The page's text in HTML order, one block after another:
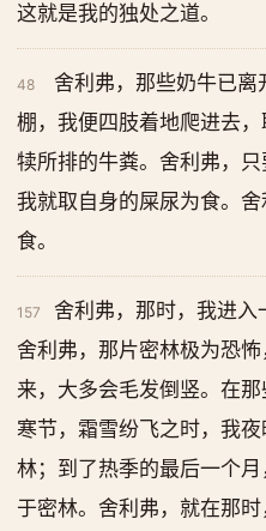
这就是我的独处之道。
48
舍利弗，那些奶牛已
棚，我便四肢着地爬进去
犊所排的牛粪。舍利弗，只
我就取自身的屎尿为食。
食。
157
舍利弗，那时，我进入
舍利弗，那片密林极为恐
来，大多会毛发倒竖。在
寒节，霜雪纷飞之时，我
林；到了热季的最后一个
于密林。舍利弗，就在那